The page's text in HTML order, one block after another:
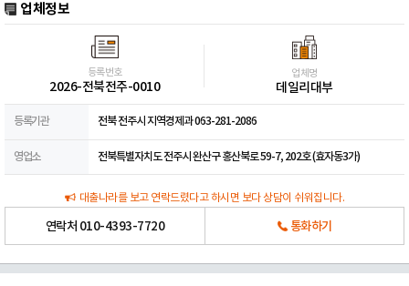
업체정보
등록번호
2026-전북전주-0010
업체명
데일리대부
등록기관 전북 전주시 지역경제과 063-281-2086
영업소 전북특별자치도 전주시 완산구 홍산북로 59-7, 202호 (효자동3가)
대출나라를 보고 연락드렸다고 하시면 보다 상담이 쉬워집니다.
연락처 010-4393-7720 통화하기